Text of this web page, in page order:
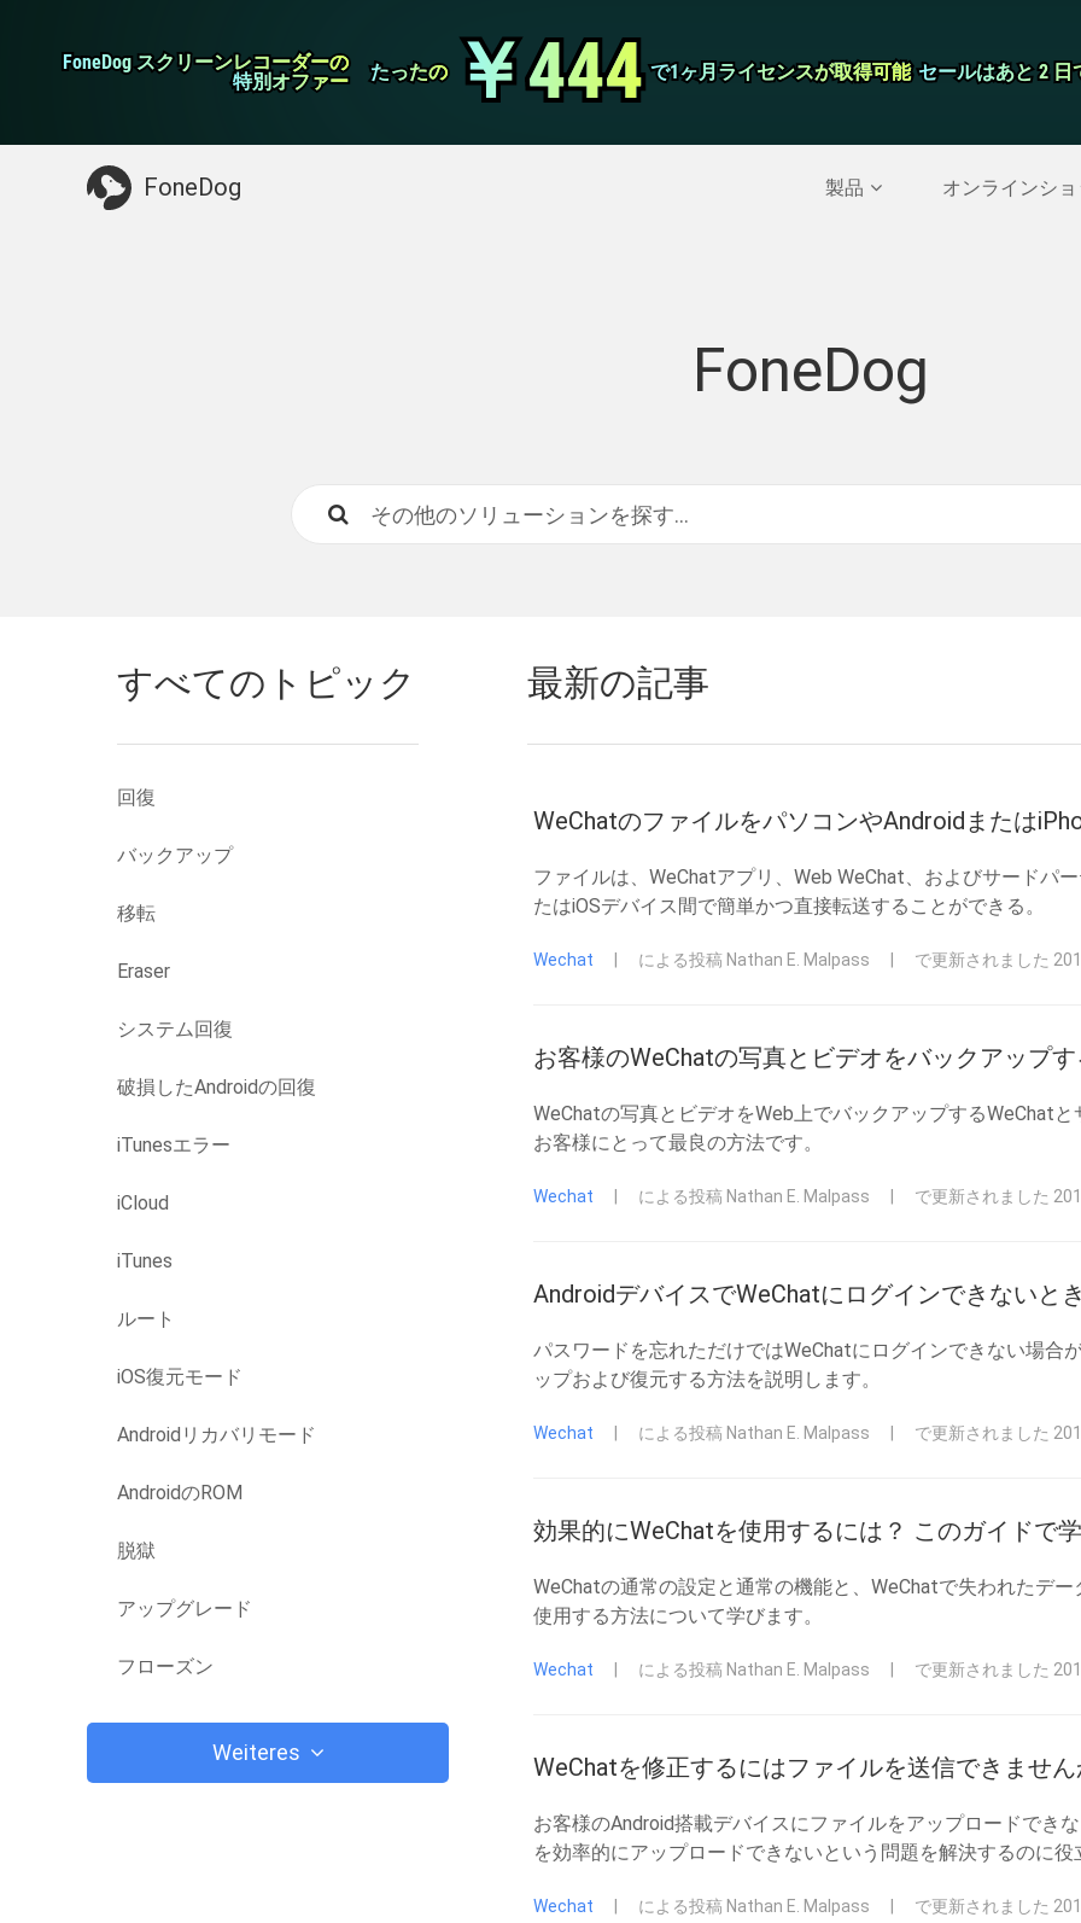
FoneDog スクリーンレコーダーの
FoneDog スクリーンレコーダーの
特別オファー
特別オファー たったの
たったの￥444
￥444 で1ヶ月ライセンスが取得可能
で1ヶ月ライセンスが取得可能 セールはあと 2 日
セールはあと 2 日
FoneDog 製品 オンラインシ
iPhoneクリーナー
お探しガイド： 削除されたデータを復元する>> IPhoneのバックア
FoneDog
すべてのトピック
回復
バックアップ
移転
Eraser
システム回復
破損したAndroidの回復
iTunesエラー
iCloud
iTunes
ルート
iOS復元モード
Androidリカバリモード
AndroidのROM
脱獄
アップグレード
フローズン
Weiteres
最新の記事
WeChatのファイルをパソコンやAndroidまたは
ファイルは、WeChatアプリ、Web WeChat、およびサードパ
たはiOSデバイス間で簡単かつ直接転送することができる。
Wechat による投稿 Nathan E. Malpass で更新されました
お客様のWeChatの写真とビデオをバックアップ
WeChatの写真とビデオをWeb上でバックアップするWeChat
お客様にとって最良の方法です。
Wechat による投稿 Nathan E. Malpass で更新されました
AndroidデバイスでWeChatにログインできないと
パスワードを忘れただけではWeChatにログインできない場合
ップおよび復元する方法を説明します。
Wechat による投稿 Nathan E. Malpass で更新されました
効果的にWeChatを使用するには？ このガイドで
WeChatの通常の設定と通常の機能と、WeChatで失われたデ
使用する方法について学びます。
Wechat による投稿 Nathan E. Malpass で更新されました
WeChatを修正するにはファイルを送信できませ
お客様のAndroid搭載デバイスにファイルをアップロードでき
を効率的にアップロードできないという問題を解決するのに
Wechat による投稿 Nathan E. Malpass で更新されました